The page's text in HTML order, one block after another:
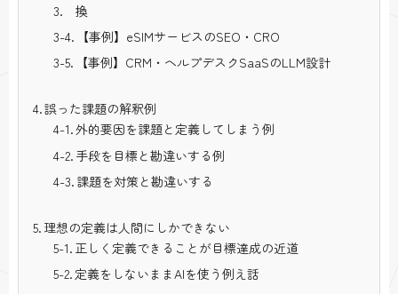
換
【事例】eSIMサービスのSEO・CRO
【事例】CRM・ヘルプデスクSaaSのLLM設計
誤った課題の解釈例
外的要因を課題と定義してしまう例
手段を目標と勘違いする例
課題を対策と勘違いする
理想の定義は人間にしかできない
正しく定義できることが目標達成の近道
定義をしないままAIを使う例え話